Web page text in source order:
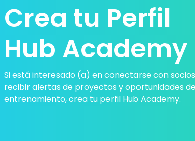
Crea tu Perfil
Hub Academy
Si está interesado (a) en conectarse con
recibir alertas de proyectos y oportunidades
entrenamiento, crea tu perfil Hub Academy.